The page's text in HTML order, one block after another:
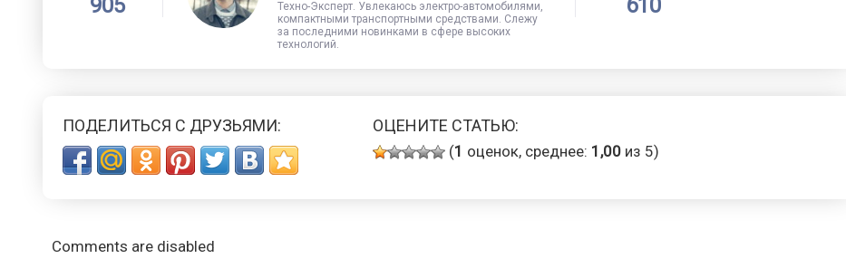
905
Техно-Эксперт. Увлекаюсь электро-автомобилями,
компактными транспортными средствами. Слежу
за последними новинками в сфере высоких
технологий.
610
ПОДЕЛИТЬСЯ С ДРУЗЬЯМИ: ОЦЕНИТЕ СТАТЬЮ:
(1 оценок, среднее: 1,00 из 5)
Comments are disabled